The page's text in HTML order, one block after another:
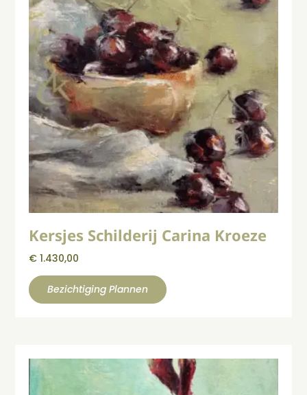
Kersjes Schilderij Carina Kroeze
€ 1.430,00
Bezichtiging Plannen